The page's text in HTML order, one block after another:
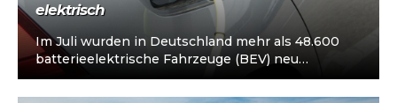
elektrisch
Im Juli wurden in Deutschland mehr als 48.600
batterieelektrische Fahrzeuge (BEV) neu
zugelassen – ein Anstieg von 58 % gegenüber
dem…